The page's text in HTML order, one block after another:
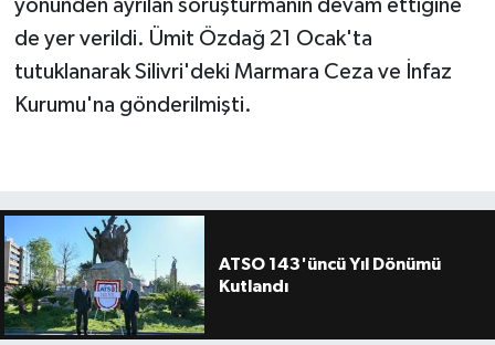
yönünden ayrılan soruşturmanın devam ettiğine
de yer verildi. Ümit Özdağ 21 Ocak'ta
tutuklanarak Silivri'deki Marmara Ceza ve İnfaz
Kurumu'na gönderilmişti.
ATSO 143'üncü Yıl Dönümü
Kutlandı